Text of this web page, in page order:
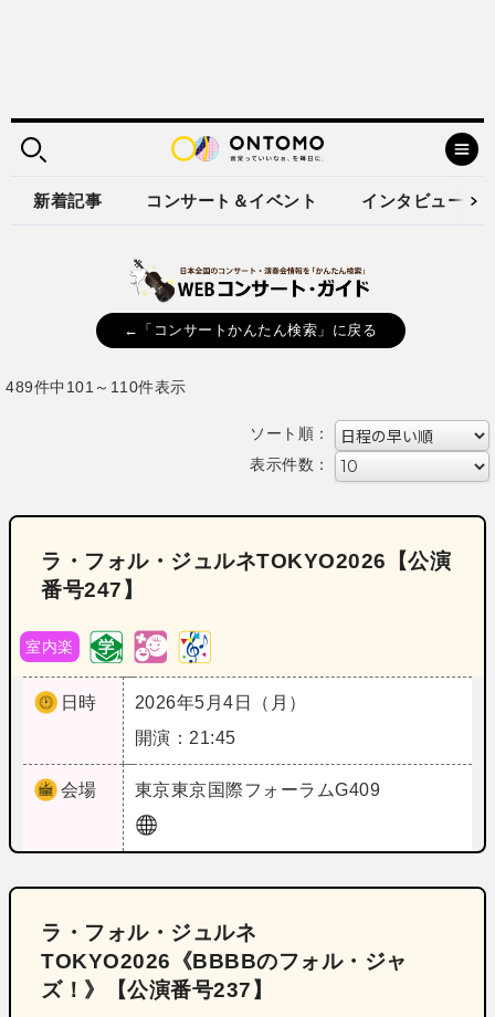
新着記事 コンサート＆イベント インタビュー
←「コンサートかんたん検索」に戻る
489件中101～110件表示
ソート順：
表示件数：
ラ・フォル・ジュルネTOKYO2026【公演
番号247】
室内楽
日時
2026年5月4日（月）
開演：21:45
会場 東京東京国際フォーラムG409
ラ・フォル・ジュルネ
TOKYO2026《BBBBのフォル・ジャ
ズ！》【公演番号237】